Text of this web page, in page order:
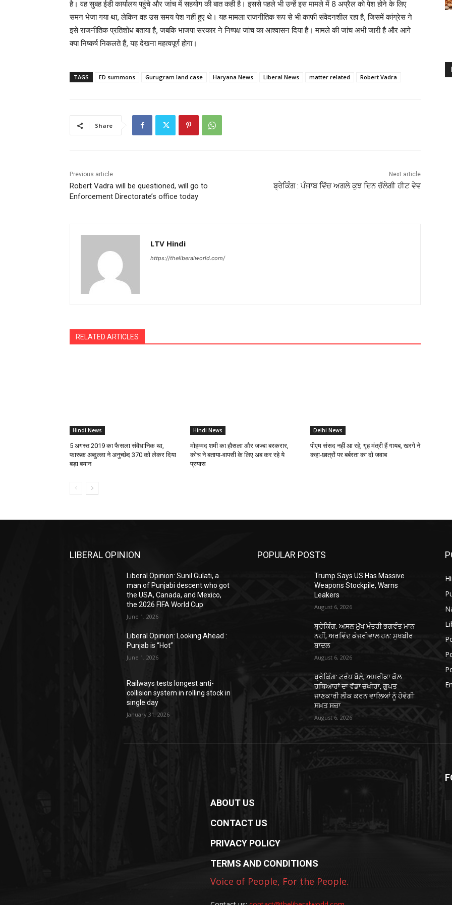
है। वह सुबह ईडी कार्यालय पहुंचे और जांच में सहयोग की बात कही है। इससे पहले भी उन्हें इस मामले में 8 अप्रैल को पेश होने के लिए
समन भेजा गया था, लेकिन वह उस समय पेश नहीं हुए थे। यह मामला राजनीतिक रूप से भी काफी संवेदनशील रहा है, जिसमें कांग्रेस ने
इसे राजनीतिक प्रतिशोध बताया है, जबकि भाजपा सरकार ने निष्पक्ष जांच का आश्वासन दिया है। मामले की जांच अभी जारी है और आगे
क्या निष्कर्ष निकलते हैं, यह देखना महत्वपूर्ण होगा।
TAGS ED summons Gurugram land case Haryana News Liberal News matter related Robert Vadra
Share
Previous article
Robert Vadra will be questioned, will go to
Enforcement Directorate’s office today
Next article
ਬ੍ਰੇਕਿੰਗ : ਪੰਜਾਬ ਵਿੱਚ ਅਗਲੇ ਕੁਝ ਦਿਨ ਚੱਲੇਗੀ ਹੀਟ ਵੇਵ
LTV Hindi
https://theliberalworld.com/
RELATED ARTICLES
Hindi News
5 अगस्त 2019 का फैसला संवैधानिक था,
फारूक अब्दुल्ला ने अनुच्छेद 370 को लेकर दिया
बड़ा बयान
Hindi News
मोहम्मद शमी का हौसला और जज्बा बरकरार,
कोच ने बताया-वापसी के लिए अब कर रहे ये
प्रयास
Delhi News
पीएम संसद नहीं आ रहे, गृह मंत्री हैं गायब, खरगे ने
कहा-छात्रों पर बर्बरता का दो जवाब
LIBERAL OPINION
Liberal Opinion: Sunil Gulati, a
man of Punjabi descent who got
the USA, Canada, and Mexico,
the 2026 FIFA World Cup
June 1, 2026
Liberal Opinion: Looking Ahead :
Punjab is “Hot”
June 1, 2026
Railways tests longest anti-
collision system in rolling stock in
single day
January 31, 2026
POPULAR POSTS
Trump Says US Has Massive
Weapons Stockpile, Warns
Leakers
August 6, 2026
ਬ੍ਰੇਕਿੰਗ: ਅਸਲ ਮੁੱਖ ਮੰਤਰੀ ਭਗਵੰਤ ਮਾਨ
ਨਹੀਂ, ਅਰਵਿੰਦ ਕੇਜਰੀਵਾਲ ਹਨ: ਸੁਖਬੀਰ
ਬਾਦਲ
August 6, 2026
ਬ੍ਰੇਕਿੰਗ: ਟਰੰਪ ਬੋਲੇ, ਅਮਰੀਕਾ ਕੋਲ
ਹਥਿਆਰਾਂ ਦਾ ਵੱਡਾ ਜ਼ਖੀਰਾ, ਗੁਪਤ
ਜਾਣਕਾਰੀ ਲੀਕ ਕਰਨ ਵਾਲਿਆਂ ਨੂੰ ਹੋਵੇਗੀ
ਸਖ਼ਤ ਸਜ਼ਾ
August 6, 2026
ABOUT US
CONTACT US
PRIVACY POLICY
TERMS AND CONDITIONS
Voice of People, For the People.